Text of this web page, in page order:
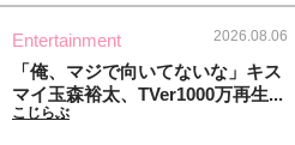
Entertainment 2026.08.06
「俺、マジで向いてないな」キス
マイ玉森裕太、TVer1000万再生...
こじらぶ